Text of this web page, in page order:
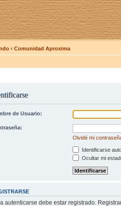
‹ Comunidad Aproxima
de Usuario:
Olvidé mi
Identificarse
Ocultar mi
autenticarse debe estar registrado.